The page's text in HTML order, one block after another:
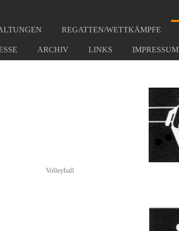
REGATTEN/WETTKÄMPFE
ARCHIV LINKS IMPRESSUM
Volleyball